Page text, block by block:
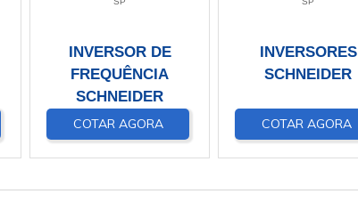
INVERSOR DE
FREQUÊNCIA
SCHNEIDER
COTAR AGORA
INVERSORES
SCHNEIDER
COTAR AGORA